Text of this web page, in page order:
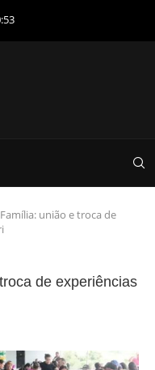
união e troca de
de experiências